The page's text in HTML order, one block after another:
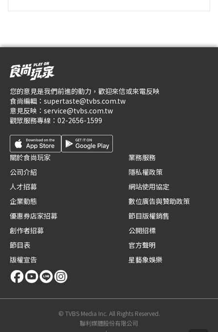
您的意見是我們前進的動力，歡迎來信或來電反映
食尚編輯： supertaste@tvbs.com.tw
意見反映： service@tvbs.com.tw
觀眾服務專線： 02-2656-1599
關於食尚玩家
公司介紹
人才招募
企業動態
優惠券店家招募
創作者招募
節目表
版權宣告
業務服務
隱私權政策
網站使用協定
數位廣告與贊助政策
節目版權銷售
公開招標
官方聲明
星藝象娛樂
© TVBS Media Inc. All Rights Reserved.
聯利媒體股份有限公司